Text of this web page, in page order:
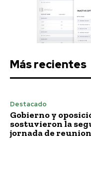
Más recientes
Destacado
Gobierno y
sostuvieron la
jornada de